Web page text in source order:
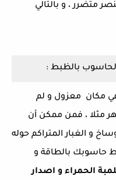
متضرر ، و بالتالي
مكان معزول و لم
مثلا ، فمن ممكن أن
و الغبار المتراكم حوله
حاسوبك بالطاقة و
الحمراء و اصدار